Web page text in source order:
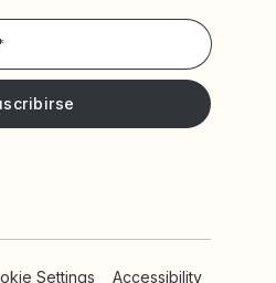
Settings Accessibility